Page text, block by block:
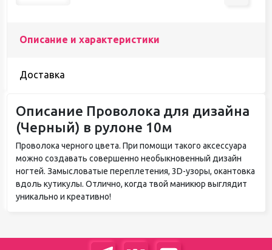
Описание и характеристики
Доставка
Описание Проволока для дизайна
(Черный) в рулоне 10м
Проволока черного цвета. При помощи такого аксессуара
можно создавать совершенно необыкновенный дизайн
ногтей. Замысловатые переплетения, 3D-узоры, окантовка
вдоль кутикулы. Отлично, когда твой маникюр выглядит
уникально и креативно!